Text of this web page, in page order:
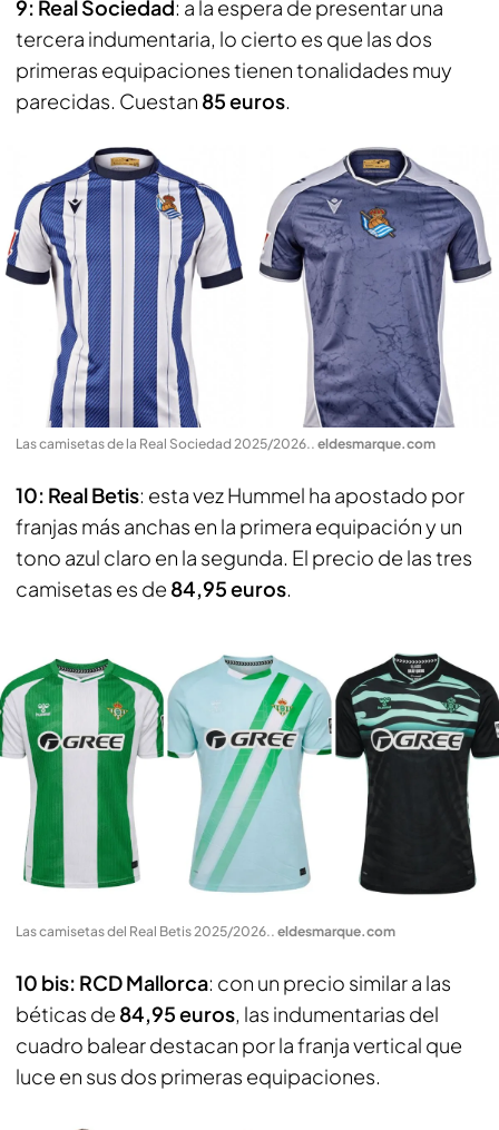
9: Real Sociedad: a la espera de presentar una
tercera indumentaria, lo cierto es que las dos
primeras equipaciones tienen tonalidades muy
parecidas. Cuestan 85 euros.
Las camisetas de la Real Sociedad 2025/2026.. eldesmarque.com
10: Real Betis: esta vez Hummel ha apostado por
franjas más anchas en la primera equipación y un
tono azul claro en la segunda. El precio de las tres
camisetas es de 84,95 euros.
Las camisetas del Real Betis 2025/2026.. eldesmarque.com
10 bis: RCD Mallorca: con un precio similar a las
béticas de 84,95 euros , las indumentarias del
cuadro balear destacan por la franja vertical que
luce en sus dos primeras equipaciones.